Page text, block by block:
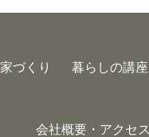
家づくり 暮らしの講座
会社概要・アクセス